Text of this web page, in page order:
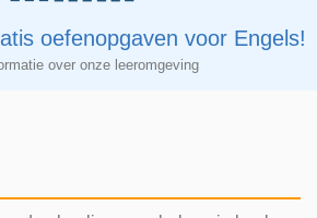
oefenopgaven voor Engels!
over onze leeromgeving